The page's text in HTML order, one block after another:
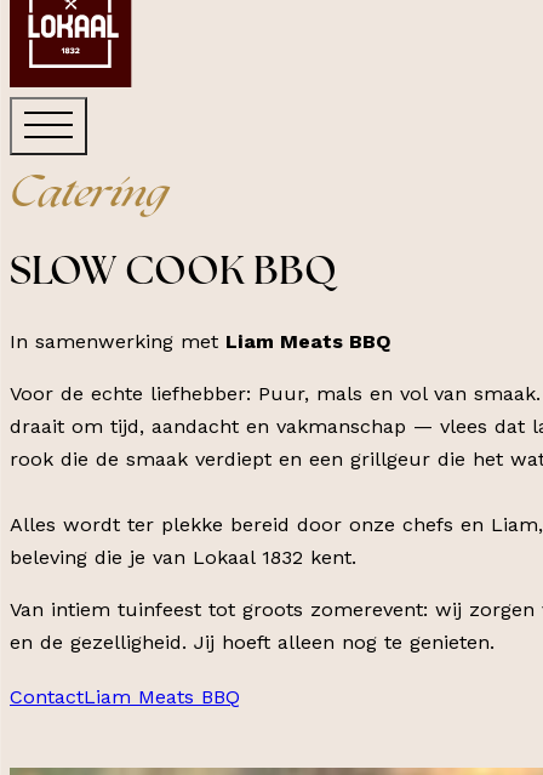
Catering
SLOW COOK BBQ
In samenwerking met Liam Meats BBQ
Voor de echte liefhebber: Puur, mals en vol van
draait om tijd, aandacht en vakmanschap — vlees dat
rook die de smaak verdiept en een grillgeur die het
Alles wordt ter plekke bereid door onze chefs en
beleving die je van Lokaal 1832 kent.
Van intiem tuinfeest tot groots zomer­event: wij zorgen
en de gezelligheid. Jij hoeft alleen nog te genieten.
ContactLiam Meats BBQ